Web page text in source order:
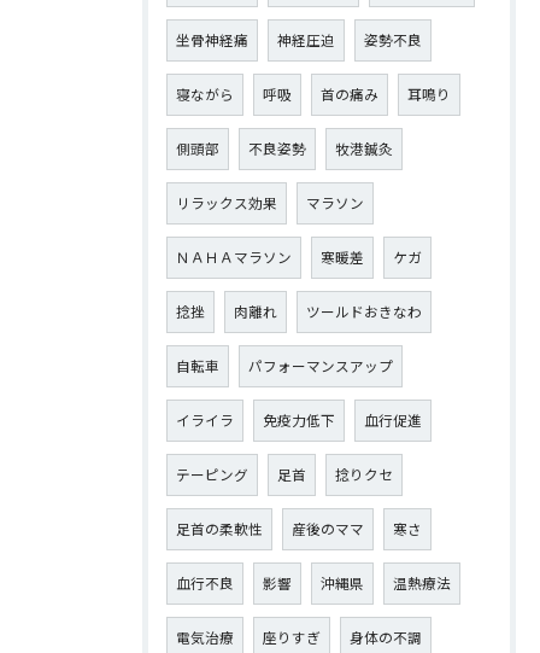
坐骨神経痛 神経圧迫 姿勢不良
寝ながら 呼吸 首の痛み 耳鳴り
側頭部 不良姿勢 牧港鍼灸
リラックス効果 マラソン
ＮＡＨＡマラソン 寒暖差 ケガ
捻挫 肉離れ ツールドおきなわ
自転車 パフォーマンスアップ
イライラ 免疫力低下 血行促進
テーピング 足首 捻りクセ
足首の柔軟性 産後のママ 寒さ
血行不良 影響 沖縄県 温熱療法
電気治療 座りすぎ 身体の不調